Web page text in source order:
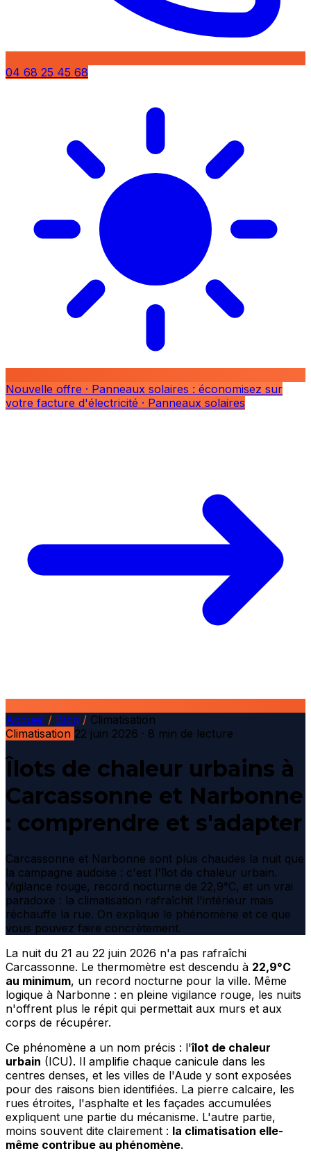
04 68 25 45 68
Nouvelle offre · Panneaux solaires : économisez sur
votre facture d'électricité · Panneaux solaires
Accueil / Blog / Climatisation
Climatisation 22 juin 2026 · 8 min de lecture
Îlots de chaleur urbains à
Carcassonne et Narbonne
: comprendre et s'adapter
Carcassonne et Narbonne sont plus chaudes la nuit que
la campagne audoise : c'est l'îlot de chaleur urbain.
Vigilance rouge, record nocturne de 22,9°C, et un vrai
paradoxe : la climatisation rafraîchit l'intérieur mais
réchauffe la rue. On explique le phénomène et ce que
vous pouvez faire concrètement.
La nuit du 21 au 22 juin 2026 n'a pas rafraîchi
Carcassonne. Le thermomètre est descendu à 22,9°C
au minimum, un record nocturne pour la ville. Même
logique à Narbonne : en pleine vigilance rouge, les nuits
n'offrent plus le répit qui permettait aux murs et aux
corps de récupérer.
Ce phénomène a un nom précis : l'îlot de chaleur
urbain (ICU). Il amplifie chaque canicule dans les
centres denses, et les villes de l'Aude y sont exposées
pour des raisons bien identifiées. La pierre calcaire, les
rues étroites, l'asphalte et les façades accumulées
expliquent une partie du mécanisme. L'autre partie,
moins souvent dite clairement : la climatisation elle-
même contribue au phénomène.